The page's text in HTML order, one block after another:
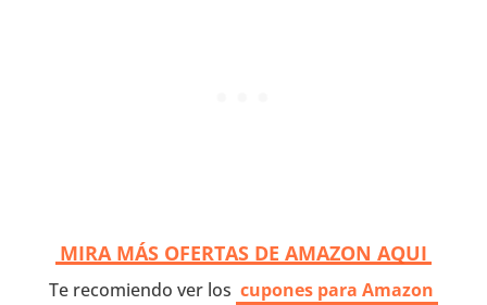
MIRA MÁS OFERTAS DE AMAZON AQUI
Te recomiendo ver los cupones para Amazon